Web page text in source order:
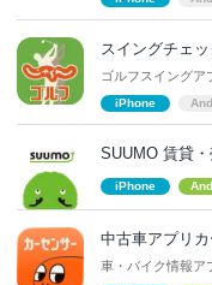
スイングチェ
ゴルフスイングア
iPhone
SUUMO 賃貸
iPhone
中古車アプリ
車・バイク情報ア